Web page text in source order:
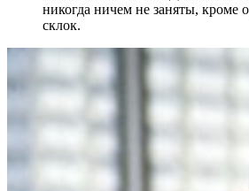
никогда ничем не заняты, кроме
склок.